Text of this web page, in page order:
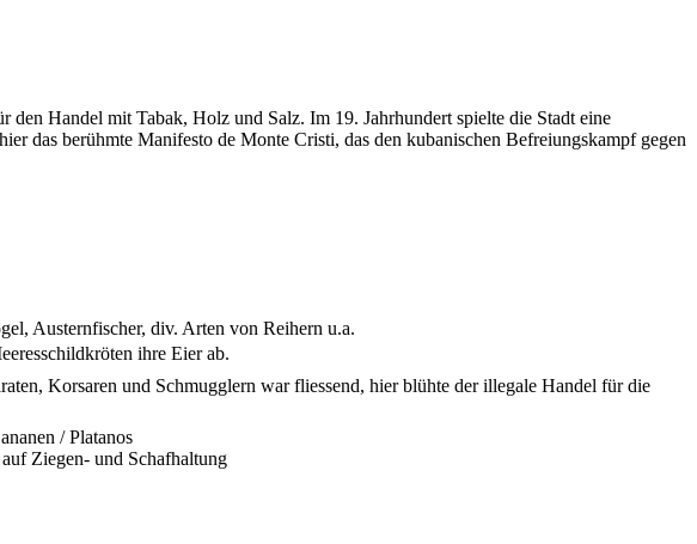
Handel mit Tabak, Holz und Salz. Im 19. Jahrhundert spielte die Stadt eine
das berühmte Manifesto de Monte Cristi, das den kubanischen Befreiungskampf gegen
Austernfischer, div. Arten von Reihern u.a.
ihre Eier ab.
Korsaren und Schmugglern war fliessend, hier blühte der illegale Handel für die
/ Platanos
Ziegen- und Schafhaltung